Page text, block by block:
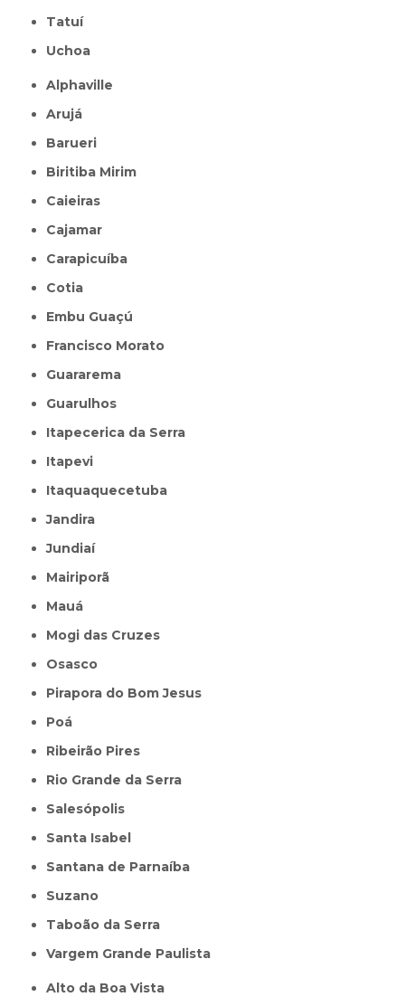
Tatuí
Uchoa
Alphaville
Arujá
Barueri
Biritiba Mirim
Caieiras
Cajamar
Carapicuíba
Cotia
Embu Guaçú
Francisco Morato
Guararema
Guarulhos
Itapecerica da Serra
Itapevi
Itaquaquecetuba
Jandira
Jundiaí
Mairiporã
Mauá
Mogi das Cruzes
Osasco
Pirapora do Bom Jesus
Poá
Ribeirão Pires
Rio Grande da Serra
Salesópolis
Santa Isabel
Santana de Parnaíba
Suzano
Taboão da Serra
Vargem Grande Paulista
Alto da Boa Vista